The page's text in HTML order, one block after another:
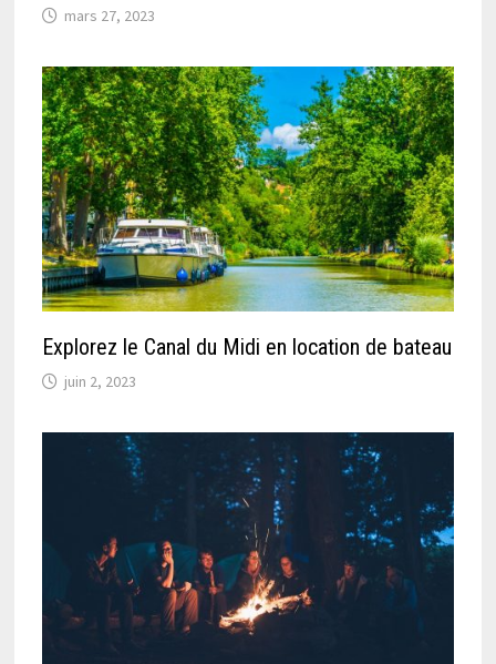
mars 27, 2023
Explorez le Canal du Midi en location de bateau
juin 2, 2023